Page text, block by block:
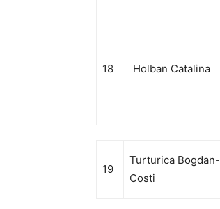
18 Holban Catalina
19
Turturica Bogdan-
Costi